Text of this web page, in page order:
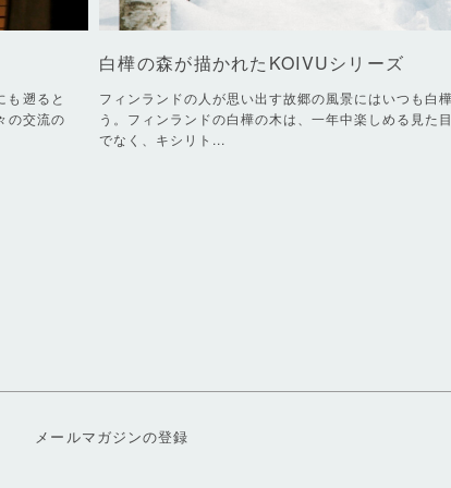
遡ると
の交流の
白樺の森が描かれたKOIVUシリーズ
フィンランドの人が思い出す故郷の風景にはいつも白
う。フィンランドの白樺の木は、一年中楽しめる見た
でなく、キシリト...
メールマガジンの登録